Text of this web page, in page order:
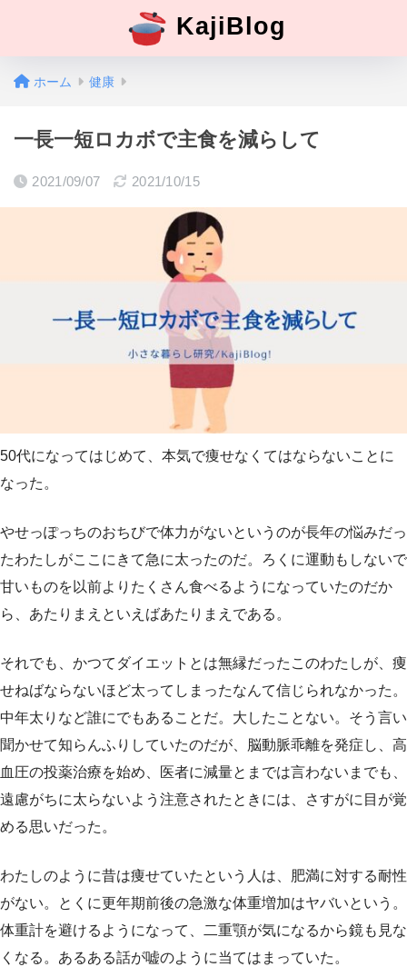
KajiBlog
ホーム 健康
一長一短ロカボで主食を減らして
2021/09/07 2021/10/15
50代になってはじめて、本気で痩せなくてはならないことに
なった。
やせっぽっちのおちびで体力がないというのが長年の悩みだっ
たわたしがここにきて急に太ったのだ。ろくに運動もしないで
甘いものを以前よりたくさん食べるようになっていたのだか
ら、あたりまえといえばあたりまえである。
それでも、かつてダイエットとは無縁だったこのわたしが、痩
せねばならないほど太ってしまったなんて信じられなかった。
中年太りなど誰にでもあることだ。大したことない。そう言い
聞かせて知らんふりしていたのだが、脳動脈乖離を発症し、高
血圧の投薬治療を始め、医者に減量とまでは言わないまでも、
遠慮がちに太らないよう注意されたときには、さすがに目が覚
める思いだった。
わたしのように昔は痩せていたという人は、肥満に対する耐性
がない。とくに更年期前後の急激な体重増加はヤバいという。
体重計を避けるようになって、二重顎が気になるから鏡も見な
くなる。あるある話が嘘のように当てはまっていた。